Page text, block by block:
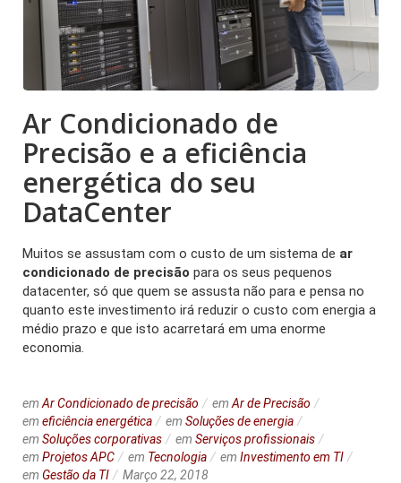
Ar Condicionado de
Precisão e a eficiência
energética do seu
DataCenter
Muitos se assustam com o custo de um sistema de ar
condicionado de precisão para os seus pequenos
datacenter, só que quem se assusta não para e pensa no
quanto este investimento irá reduzir o custo com energia a
médio prazo e que isto acarretará em uma enorme
economia.
em Ar Condicionado de precisão em Ar de Precisão
em eficiência energética em Soluções de energia
em Soluções corporativas em Serviços profissionais
em Projetos APC em Tecnologia em Investimento em TI
em Gestão da TI Março 22, 2018